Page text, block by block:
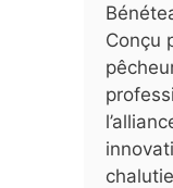
Conçu